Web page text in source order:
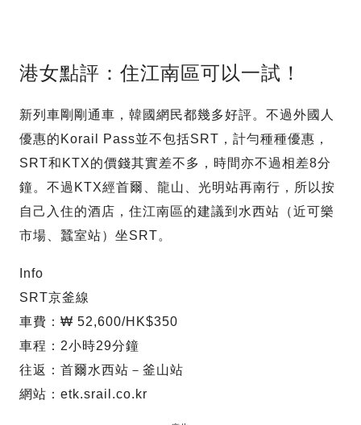
港女點評：住江南區可以一試！
新列車剛剛通車，韓國網民都幾多好評。不過外國人
優惠的Korail Pass並不包括SRT，計勻種種優惠，
SRT和KTX的價錢其實差不多，時間亦不過相差8分
鐘。不過KTX經首爾、龍山、光明站再南行，所以按
自己入住的酒店，住江南區的建議到水西站（近可樂
市場、蠶室站）坐SRT。
Info
SRT京釜線
車費：₩ 52,600/HK$350
車程：2小時29分鐘
往返：首爾水西站－釜山站
網站：etk.srail.co.kr